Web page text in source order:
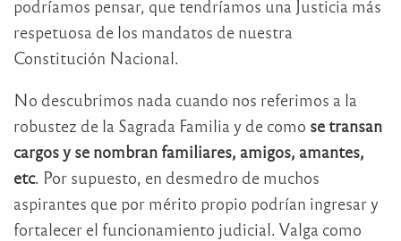
podríamos pensar, que tendríamos una Justicia más
respetuosa de los mandatos de nuestra
Constitución Nacional.
No descubrimos nada cuando nos referimos a la
robustez de la Sagrada Familia y de como se transan
cargos y se nombran familiares, amigos, amantes,
etc. Por supuesto, en desmedro de muchos
aspirantes que por mérito propio podrían ingresar y
fortalecer el funcionamiento judicial. Valga como